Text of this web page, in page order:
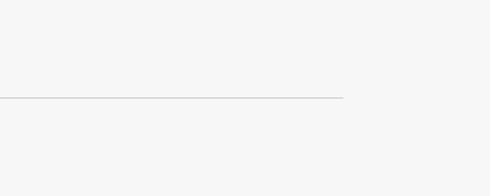
kemudahan itu, ada satu hal penting yang